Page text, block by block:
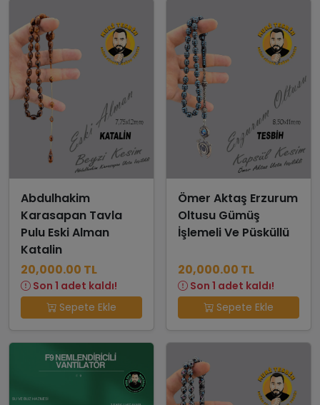
Abdulhakim
Karasapan Tavla
Pulu Eski Alman
Katalin
20,000.00 TL
Son 1 adet kaldı!
Sepete Ekle
Ömer Aktaş Erzurum
Oltusu Gümüş
İşlemeli Ve Püsküllü
20,000.00 TL
Son 1 adet kaldı!
Sepete Ekle